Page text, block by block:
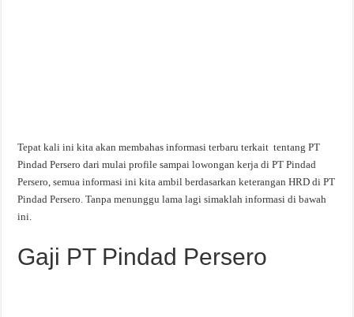
Tepat kali ini kita akan membahas informasi terbaru terkait tentang PT
Pindad Persero dari mulai profile sampai lowongan kerja di PT Pindad
Persero, semua informasi ini kita ambil berdasarkan keterangan HRD di PT
Pindad Persero. Tanpa menunggu lama lagi simaklah informasi di bawah
ini.
Gaji PT Pindad Persero